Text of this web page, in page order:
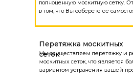
Перетяжка москитных
сеток
Мы осуществляем перетяжку и
москитных сеток, что является
вариантом устранения вашей
полноценную москитную сетку.
в том, что Вы соберете ее